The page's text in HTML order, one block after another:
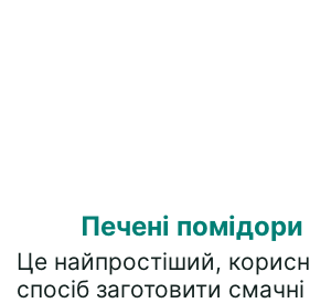
Печені
Це найпростіший,
спосіб заготовити